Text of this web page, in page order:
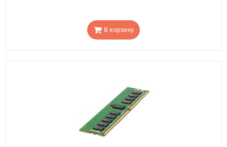
В корзину